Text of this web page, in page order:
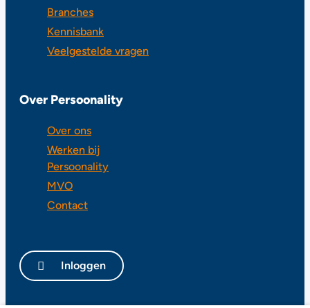
Branches
Kennisbank
Veelgestelde vragen
Over Persoonality
Over ons
Werken bij
Persoonality
MVO
Contact
Inloggen